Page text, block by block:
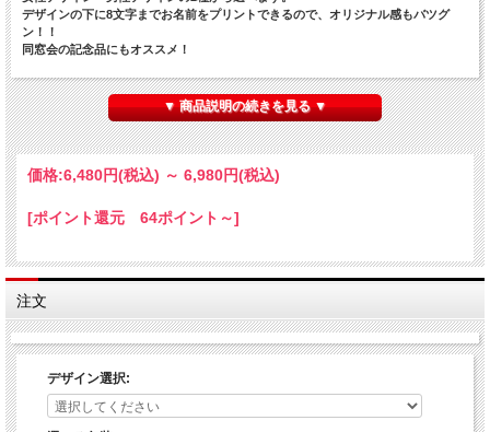
デザインの下に8文字までお名前をプリントできるので、オリジナル感もバツグ
ン！！
同窓会の記念品にもオススメ！
■選べるスタイル■
・胸ポケットつき
・胸ポケットなし
■選べる包装■
3種からお選びいただけます。用途に合わせお選びください。
・専用ギフトボックス包装
【ご注意】
・熨斗への名入れは承っておりません。
・専用ギフトボックスに他の商品を同梱することはできません。
・他商品との「まとめてラピング」はいたしかねます。
・お使いのモニター設定、お部屋の照明等により実際の商品と色味が異なる場合が
ございます。
▼ 商品説明の続きを見る ▼
価格:6,480円(税込) ～ 6,980円(税込)
[ポイント還元 64ポイント～]
注文
デザイン選択: